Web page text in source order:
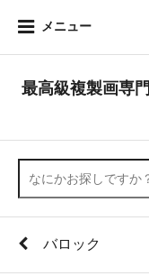
メニュー
最高級複製画専
バロック